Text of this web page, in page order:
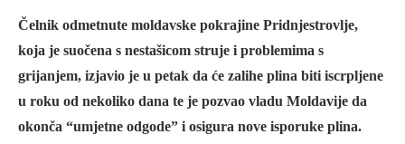
Čelnik odmetnute moldavske pokrajine Pridnjestrovlje,
koja je suočena s nestašicom struje i problemima s
grijanjem, izjavio je u petak da će zalihe plina biti iscrpljene
u roku od nekoliko dana te je pozvao vladu Moldavije da
okonča “umjetne odgode” i osigura nove isporuke plina.